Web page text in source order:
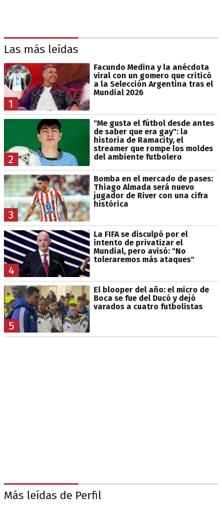
Las más leídas
1
Facundo Medina y la anécdota
viral con un gomero que criticó
a la Selección Argentina tras el
Mundial 2026
2
"Me gusta el fútbol desde antes
de saber que era gay": la
historia de Ramacity, el
streamer que rompe los moldes
del ambiente futbolero
3
Bomba en el mercado de pases:
Thiago Almada será nuevo
jugador de River con una cifra
histórica
4
La FIFA se disculpó por el
intento de privatizar el
Mundial, pero avisó: "No
toleraremos más ataques"
5
El blooper del año: el micro de
Boca se fue del Ducó y dejó
varados a cuatro futbolistas
Más leídas de Perfil